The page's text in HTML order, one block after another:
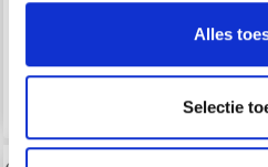
Alles
Selectie
Bekijk alle opties